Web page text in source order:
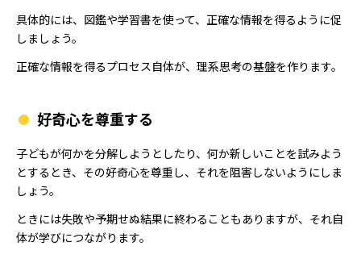
具体的には、図鑑や学習書を使って、正確な情報を得るように促
しましょう。
正確な情報を得るプロセス自体が、理系思考の基盤を作ります。
好奇心を尊重する
子どもが何かを分解しようとしたり、何か新しいことを試みよう
とするとき、その好奇心を尊重し、それを阻害しないようにしま
しょう。
ときには失敗や予期せぬ結果に終わることもありますが、それ自
体が学びにつながります。